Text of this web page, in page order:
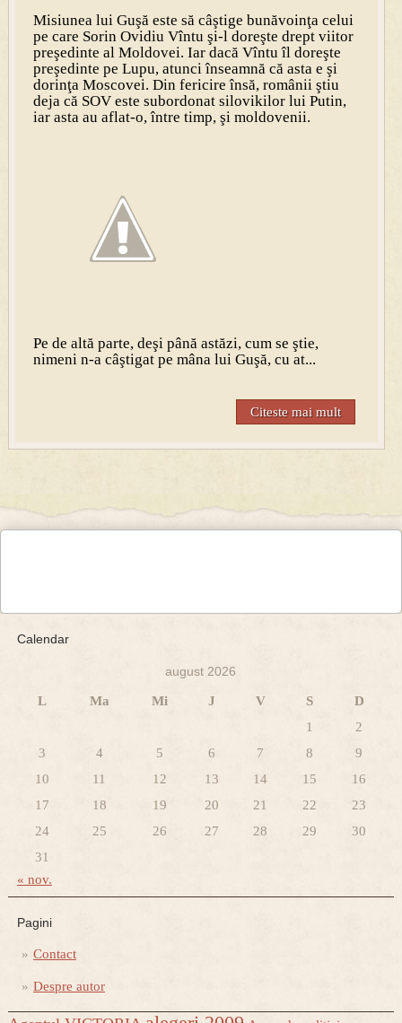
Misiunea lui Guşă este să câştige bunăvoinţa celui
pe care Sorin Ovidiu Vîntu şi-l doreşte drept viitor
preşedinte al Moldovei. Iar dacă Vîntu îl doreşte
preşedinte pe Lupu, atunci înseamnă că asta e şi
dorinţa Moscovei. Din fericire însă, românii ştiu
deja că SOV este subordonat silovikilor lui Putin,
iar asta au aflat-o, între timp, şi moldovenii.
Pe de altă parte, deşi până astăzi, cum se ştie,
nimeni n-a câştigat pe mâna lui Guşă, cu at...
Citeste mai mult
Calendar
august 2026
L Ma Mi J V S
D
1
2
3
4 5 6 7 8
9
10
11 12 13 14 15
16
17
18 19 20 21 22
23
24
25 26 27 28 29
30
31
« nov.
Pagini
Contact
Despre autor